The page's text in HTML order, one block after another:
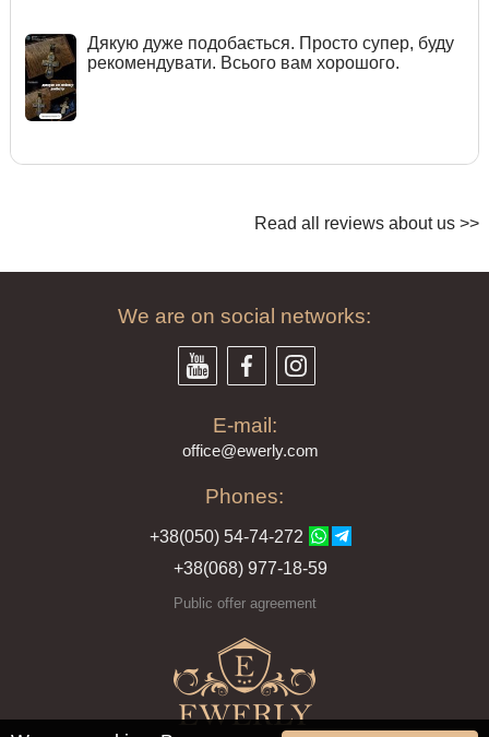
Дякую дуже подобається. Просто супер, буду
рекомендувати. Всього вам хорошого.
Read all reviews about us >>
We are on social networks:
E-mail:
office@ewerly.com
Phones:
+38(050) 54-74-272
+38(068) 977-18-59
Public offer agreement